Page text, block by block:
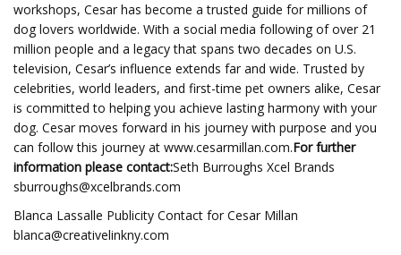
workshops, Cesar has become a trusted guide for millions of
dog lovers worldwide. With a social media following of over 21
million people and a legacy that spans two decades on U.S.
television, Cesar’s influence extends far and wide. Trusted by
celebrities, world leaders, and first-time pet owners alike, Cesar
is committed to helping you achieve lasting harmony with your
dog. Cesar moves forward in his journey with purpose and you
can follow this journey at www.cesarmillan.com.For further
information please contact:Seth Burroughs Xcel Brands
sburroughs@xcelbrands.com
Blanca Lassalle Publicity Contact for Cesar Millan
blanca@creativelinkny.com